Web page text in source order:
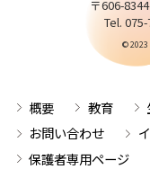
〒606-
Tel.
©
概要 教育
お問い合わせ
保護者専用ページ